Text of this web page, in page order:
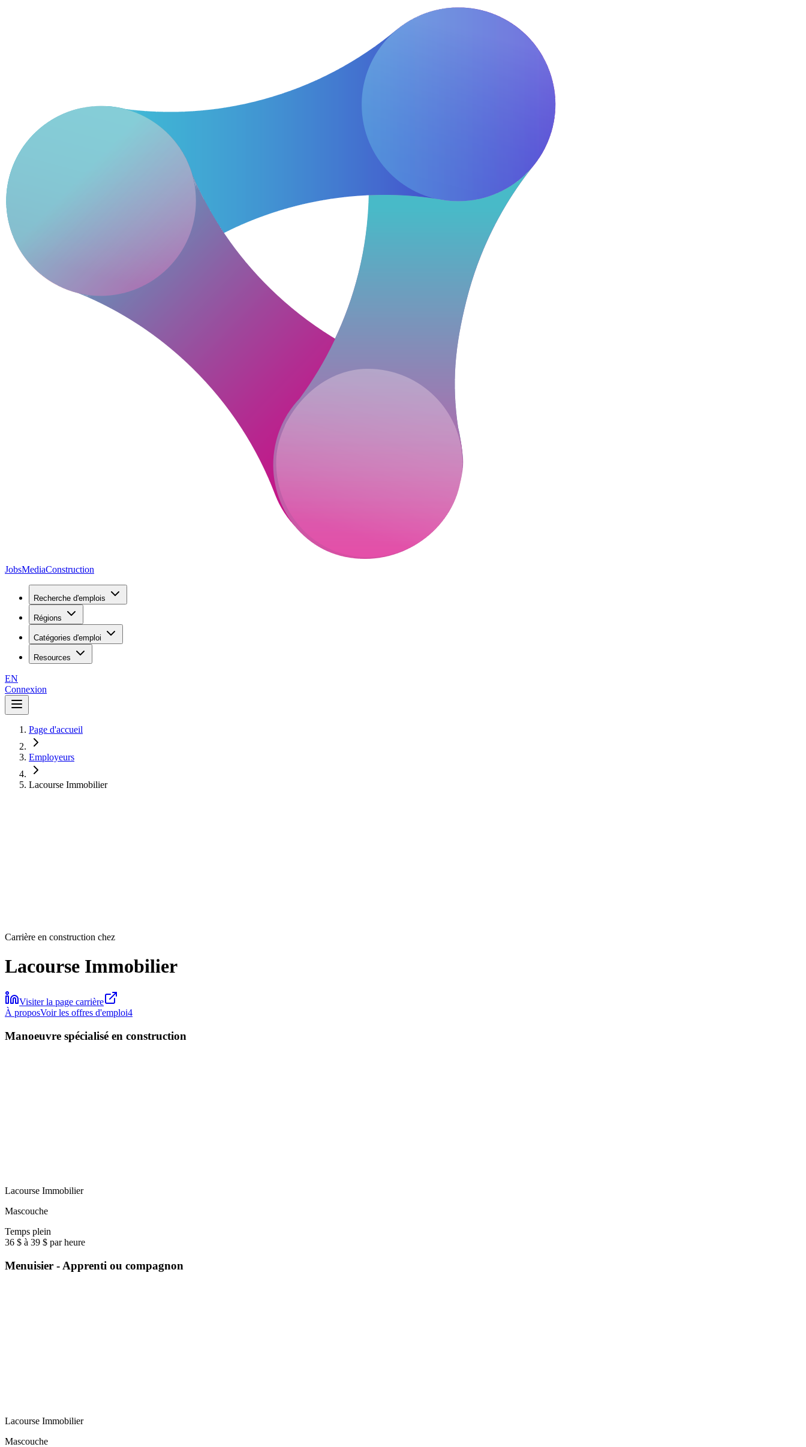
JobsMediaConstruction
Recherche d'emplois
Régions
Catégories d'emploi
Resources
EN
Connexion
Page d'accueil
Employeurs
Lacourse Immobilier
Carrière en construction chez
Lacourse Immobilier
Visiter la page carrière
À proposVoir les offres d'emploi4
Manoeuvre spécialisé en construction
Lacourse Immobilier
Mascouche
Temps plein
36 $ à 39 $ par heure
Menuisier - Apprenti ou compagnon
Lacourse Immobilier
Mascouche